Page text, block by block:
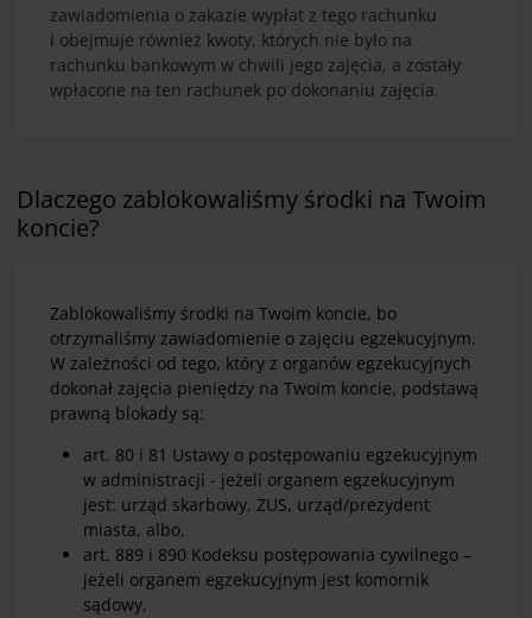
zawiadomienia o zakazie wypłat z tego rachunku
i obejmuje również kwoty, których nie było na
rachunku bankowym w chwili jego zajęcia, a zostały
wpłacone na ten rachunek po dokonaniu zajęcia.
Dlaczego zablokowaliśmy środki na Twoim
koncie?
Zablokowaliśmy środki na Twoim koncie, bo
otrzymaliśmy zawiadomienie o zajęciu egzekucyjnym.
W zależności od tego, który z organów egzekucyjnych
dokonał zajęcia pieniędzy na Twoim koncie, podstawą
prawną blokady są:
art. 80 i 81 Ustawy o postępowaniu egzekucyjnym
w administracji - jeżeli organem egzekucyjnym
jest: urząd skarbowy, ZUS, urząd/prezydent
miasta, albo,
art. 889 i 890 Kodeksu postępowania cywilnego –
jeżeli organem egzekucyjnym jest komornik
sądowy,